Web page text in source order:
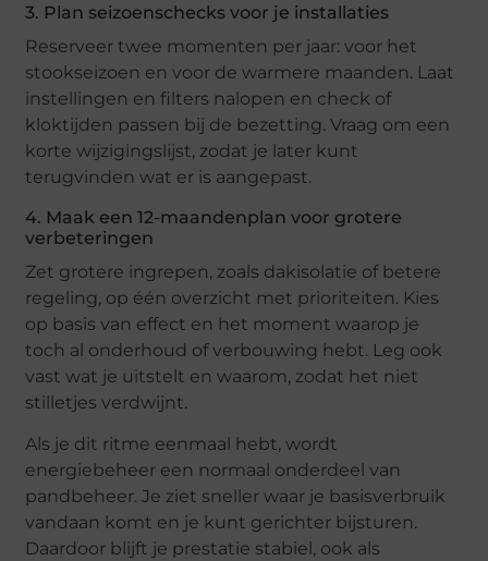
3. Plan seizoenschecks voor je installaties
Reserveer twee momenten per jaar: voor het
stookseizoen en voor de warmere maanden. Laat
instellingen en filters nalopen en check of
kloktijden passen bij de bezetting. Vraag om een
korte wijzigingslijst, zodat je later kunt
terugvinden wat er is aangepast.
4. Maak een 12-maandenplan voor grotere
verbeteringen
Zet grotere ingrepen, zoals dakisolatie of betere
regeling, op één overzicht met prioriteiten. Kies
op basis van effect en het moment waarop je
toch al onderhoud of verbouwing hebt. Leg ook
vast wat je uitstelt en waarom, zodat het niet
stilletjes verdwijnt.
Als je dit ritme eenmaal hebt, wordt
energiebeheer een normaal onderdeel van
pandbeheer. Je ziet sneller waar je basisverbruik
vandaan komt en je kunt gerichter bijsturen.
Daardoor blijft je prestatie stabiel, ook als